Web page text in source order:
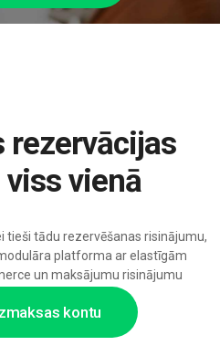
kontu
vienā
tieši tādu rezervēšanas risinājumu,
platforma ar elastīgām
un maksājumu risinājumu
AI atbalstu.